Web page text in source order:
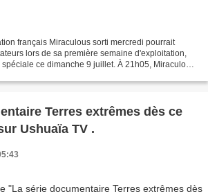
français Miraculous sorti mercredi pourrait
lors de sa première semaine d'exploitation,
ce dimanche 9 juillet. À 21h05, Miraculous
Terres extrêmes dès ce
Ushuaïa TV .